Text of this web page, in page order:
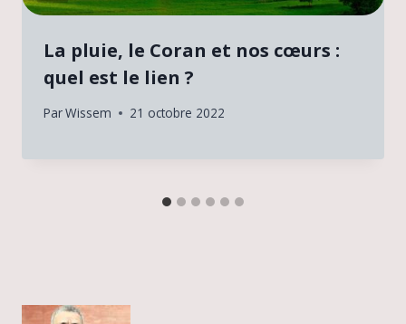
La pluie, le Coran et nos cœurs :
quel est le lien ?
ParWissem 21 octobre 2022